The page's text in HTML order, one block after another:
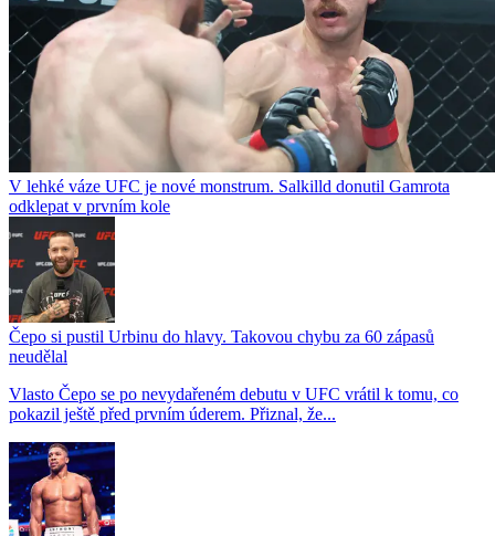
V lehké váze UFC je nové monstrum. Salkilld donutil Gamrota
odklepat v prvním kole
Čepo si pustil Urbinu do hlavy. Takovou chybu za 60 zápasů
neudělal
Vlasto Čepo se po nevydařeném debutu v UFC vrátil k tomu, co
pokazil ještě před prvním úderem. Přiznal, že...